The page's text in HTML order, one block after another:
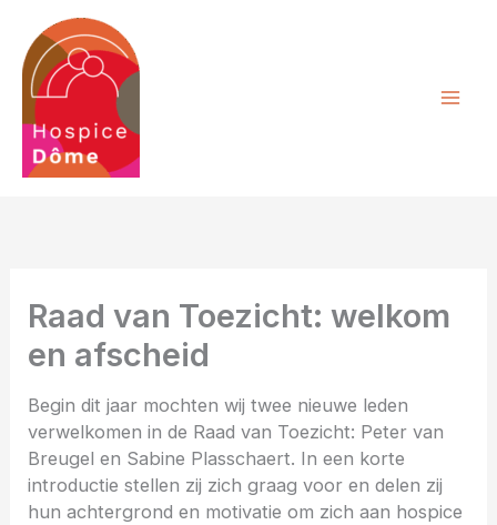
naar
inhoud
Raad van Toezicht: welkom
en afscheid
Begin dit jaar mochten wij twee nieuwe leden
verwelkomen in de Raad van Toezicht: Peter van
Breugel en Sabine Plasschaert. In een korte
introductie stellen zij zich graag voor en delen zij
hun achtergrond en motivatie om zich aan hospice